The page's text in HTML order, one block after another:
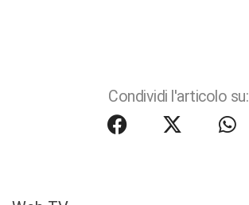
Condividi l'articolo su: